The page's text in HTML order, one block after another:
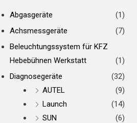
Abgasgeräte
(1)
Achsmessgeräte
(7)
Beleuchtungssystem für KFZ
Hebebühnen Werkstatt
(1)
Diagnosegeräte
(32)
AUTEL
(9)
Launch
(14)
SUN
(6)